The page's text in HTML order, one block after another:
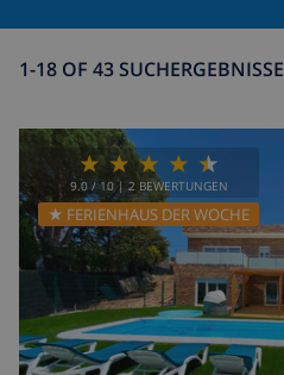
1-18 OF 43 SUCHERGEBNISSE
9.0/ 10 |2 BEWERTUNGEN
★ FERIENHAUS DER WOCHE